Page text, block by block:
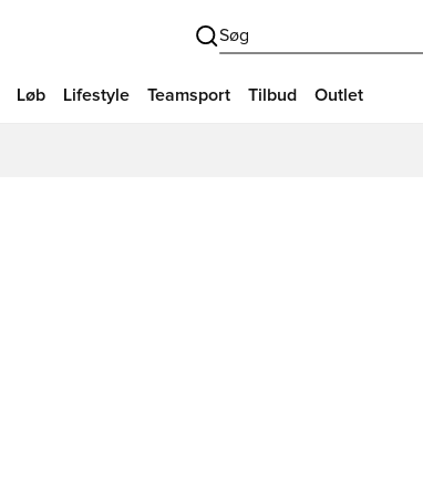
Søg
Løb Lifestyle Teamsport Tilbud Outlet